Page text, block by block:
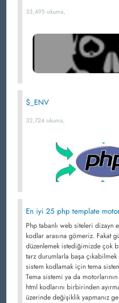
33,495 okuma,
$_ENV
32,724 okuma,
En iyi 25 php template
Php tabanlı web siteleri dizayn
kodlar arasına gömeriz. Fakat
düzenlemek istediğimizde çok
tarz durumlarla başa
sistem kodlamak için tema
Tema sistemi ya da
html kodlarını birbirinden
üzerinde değişiklik yapmanız